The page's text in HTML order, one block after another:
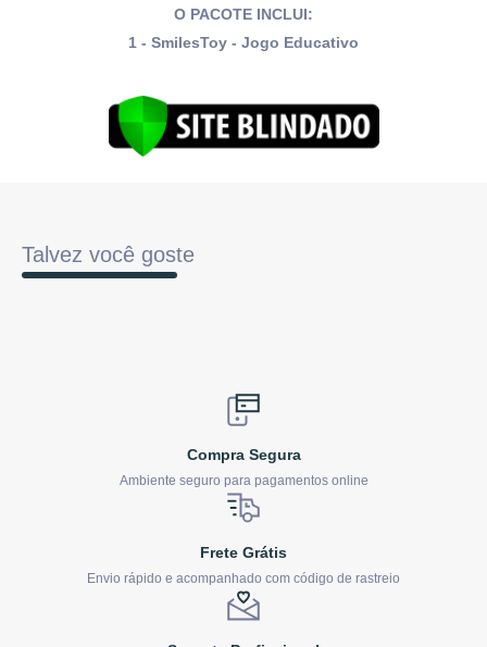
O PACOTE INCLUI:
1 - SmilesToy - Jogo Educativo
Talvez você goste
Compra Segura
Ambiente seguro para pagamentos online
Frete Grátis
Envio rápido e acompanhado com código de rastreio